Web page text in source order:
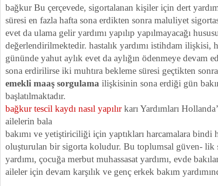
bağkur Bu çerçevede, sigortalanan kişiler için dert
süresi en fazla hafta sona erdikten sonra maluliyet
evet da ulama gelir yardımı yapılıp yapılmayacağı
değerlendirilmektedir. hastalık yardımı istihdam ilişkisi,
gününde yahut aylık evet da aylığın ödenmeye devam
sona erdirilirse iki muhtıra bekleme süresi geçtikten
emekli maaş sorgulama ilişkisinin sona erdiği gün
başlatılmaktadır.
bağkur tescil kaydı nasıl yapılırkarı Yardımları
ailelerin bala
bakımı ve yetiştiriciliği için yaptıkları harcamalara bindi
oluşturulan bir sigorta koludur. Bu toplumsal güven- lik
yardımı, çocuğa merbut muhassasat yardımı, evde
aileler için devam karşılık ve genç erkek bakım